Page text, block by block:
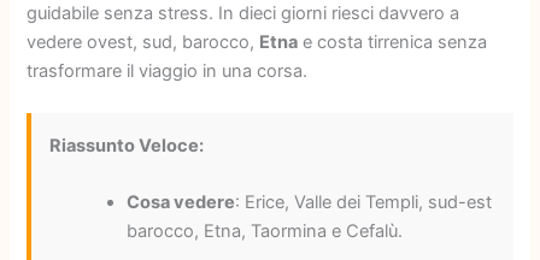
guidabile senza stress. In dieci giorni riesci davvero a
vedere ovest, sud, barocco, Etna e costa tirrenica senza
trasformare il viaggio in una corsa.
Riassunto Veloce:
Cosa vedere: Erice, Valle dei Templi, sud-est
barocco, Etna, Taormina e Cefalù.